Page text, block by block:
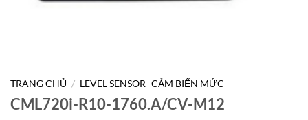
TRANG CHỦ / LEVEL SENSOR- CẢM BIẾN MỨC
CML720i-R10-1760.A/CV-M12